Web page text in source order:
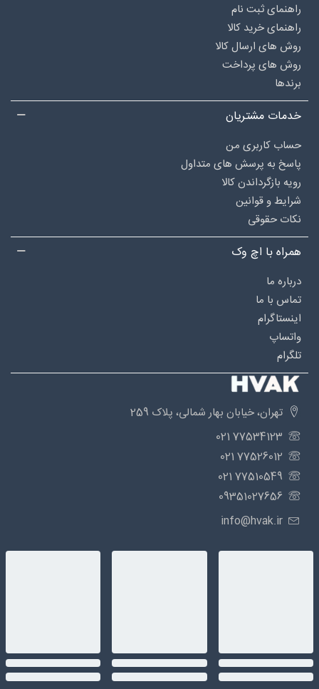
راهنمای ثبت نام
راهنمای خرید کالا
روش های ارسال کالا
روش های پرداخت
برندها
خدمات مشتریان
حساب کاربری من
پاسخ به پرسش های متداول
رویه بازگرداندن کالا
شرایط و قوانین
نکات حقوقی
همراه با اچ وک
درباره‌ ما
تماس با ما
اینستاگرام
واتساپ
تلگرام
تهران، خیابان بهار شمالی، پلاک 259
77534123 021
77526012 021
77510549 021
09351027656
info@hvak.ir